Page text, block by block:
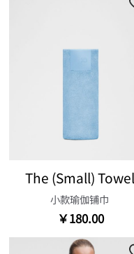
The (Small) Towel
小款瑜伽铺巾
￥180.00